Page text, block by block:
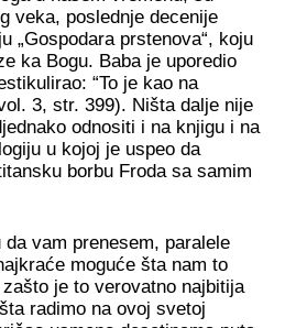
veka, poslednje decenije
„Gospodara prstenova“, koju
ka Bogu. Baba je uporedio
“To je kao na
3, str. 399). Ništa dalje nije
odnositi i na knjigu i na
u kojoj je uspeo da
borbu Froda sa samim
vam prenesem, paralele
moguće šta nam to
je to verovatno najbitija
radimo na ovoj svetoj